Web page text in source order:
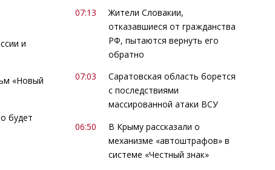
и
«Новый
будет
07:13
Жители Словакии,
отказавшиеся от гражданства
РФ, пытаются вернуть его
обратно
07:03
Саратовская область борется
с последствиями
массированной атаки ВСУ
06:50
В Крыму рассказали о
механизме «автоштрафов» в
системе «Честный знак»